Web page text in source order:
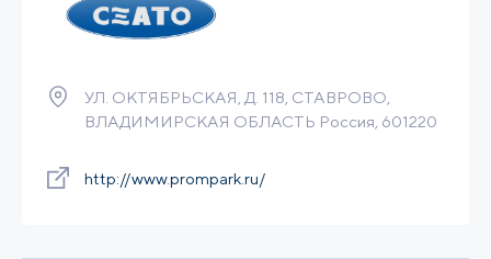
УЛ. ОКТЯБРЬСКАЯ, Д. 118, СТАВРОВО,
ВЛАДИМИРСКАЯ ОБЛАСТЬ Россия, 601220
http://www.prompark.ru/